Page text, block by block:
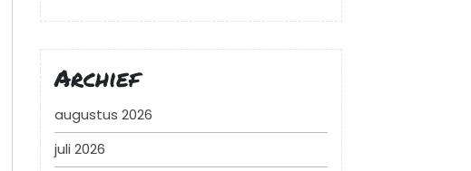
Archief
augustus 2026
juli 2026